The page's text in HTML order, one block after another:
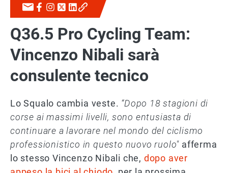
Q36.5 Pro Cycling Team:
Vincenzo Nibali sarà
consulente tecnico
Lo Squalo cambia veste. “Dopo 18 stagioni di
corse ai massimi livelli, sono entusiasta di
continuare a lavorare nel mondo del ciclismo
professionistico in questo nuovo ruolo" afferma
lo stesso Vincenzo Nibali che, dopo aver